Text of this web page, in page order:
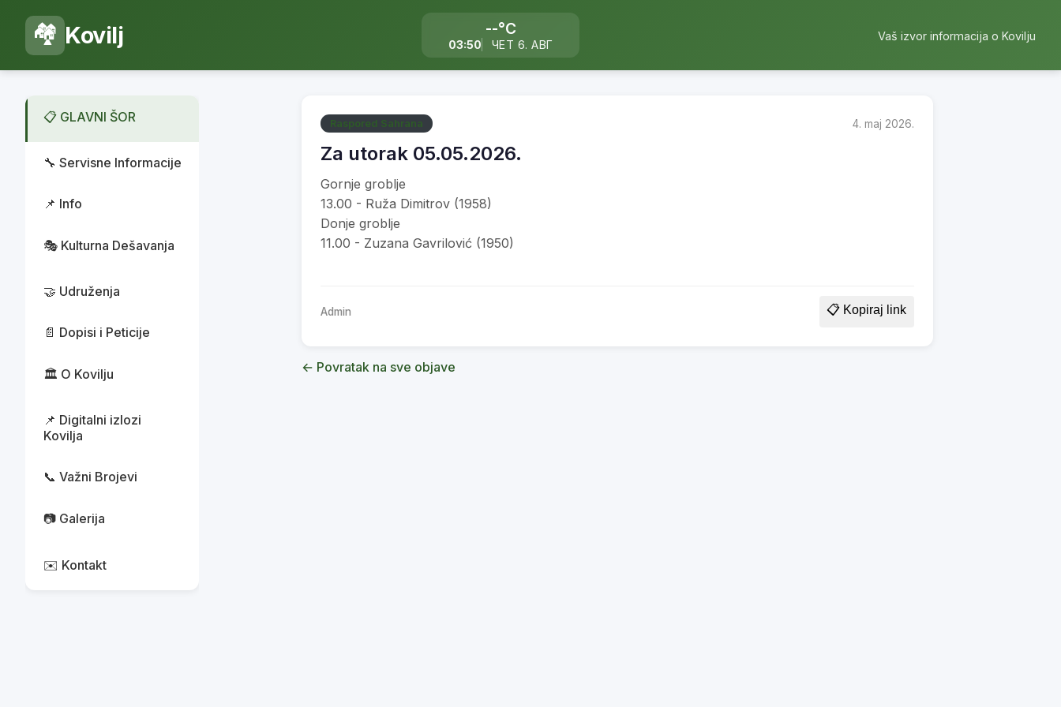
🏘️ Kovilj --°C
03:50 ЧЕТ 6. АВГ
Vaš izvor informacija o Kovilju
📋 GLAVNI ŠOR
🔧 Servisne Informacije
📌 Info
🎭 Kulturna Dešavanja
🤝 Udruženja
📄 Dopisi i Peticije
🏛️ O Kovilju
📌 Digitalni izlozi
Kovilja
📞 Važni Brojevi
📷 Galerija
✉️ Kontakt
Raspored Sahrana 4. maj 2026.
Za utorak 05.05.2026.
Gornje groblje
13.00 - Ruža Dimitrov (1958)
Donje groblje
11.00 - Zuzana Gavrilović (1950)
Admin 📋 Kopiraj link
← Povratak na sve objave